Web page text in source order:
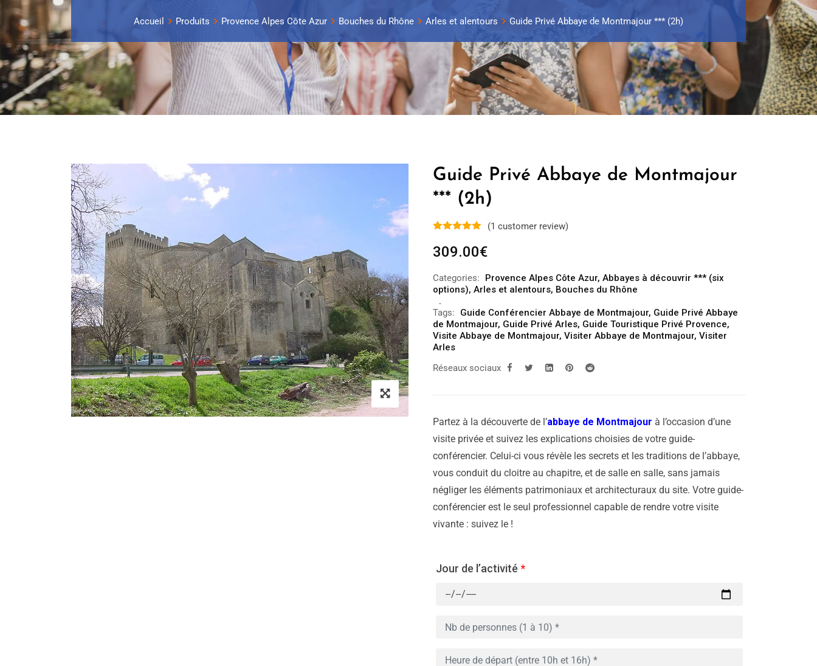
Accueil Produits Provence Alpes Côte Azur Bouches du Rhône Arles et alentours Guide Privé Abbaye de Montmajour *** (2h)
Guide Privé Abbaye de Montmajour
*** (2h)
(1 customer review)
309.00€
Categories: Provence Alpes Côte Azur, Abbayes à découvrir *** (six
options), Arles et alentours, Bouches du Rhône
Tags: Guide Conférencier Abbaye de Montmajour, Guide Privé Abbaye
de Montmajour, Guide Privé Arles, Guide Touristique Privé Provence,
Visite Abbaye de Montmajour, Visiter Abbaye de Montmajour, Visiter
Arles
Réseaux sociaux
Partez à la découverte de l’abbaye de Montmajour à l’occasion d’une
visite privée et suivez les explications choisies de votre guide-
conférencier. Celui-ci vous révèle les secrets et les traditions de l’abbaye,
vous conduit du cloitre au chapitre, et de salle en salle, sans jamais
négliger les éléments patrimoniaux et architecturaux du site. Votre guide-
conférencier est le seul professionnel capable de rendre votre visite
vivante : suivez le !
Jour de l’activité *